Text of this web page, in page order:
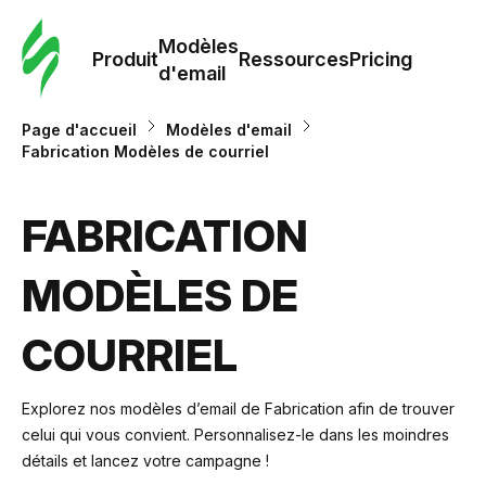
Produit
Modèles
d'email
RessourcesPricing
Page d'accueil
Modèles d'email
Fabrication Modèles de courriel
FABRICATION
MODÈLES DE
COURRIEL
Explorez nos modèles d’email de Fabrication afin de trouver
celui qui vous convient. Personnalisez-le dans les moindres
détails et lancez votre campagne !